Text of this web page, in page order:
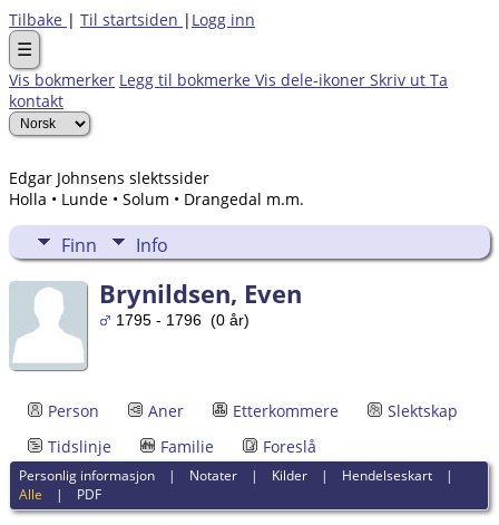
Tilbake | Til startsiden | Logg inn
☰
Vis bokmerker Legg til bokmerke Vis dele-ikoner Skriv ut Ta
kontakt
Edgar Johnsens slektssider
Holla • Lunde • Solum • Drangedal m.m.
Finn Info
Brynildsen, Even
1795 - 1796 (0 år)
Person Aner Etterkommere
Slektskap
Tidslinje
Familie Foreslå
Personlig informasjon | Notater | Kilder | Hendelseskart |
Alle | PDF